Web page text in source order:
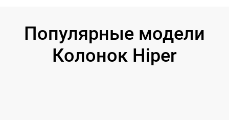
Популярные модели
Колонок Hiper